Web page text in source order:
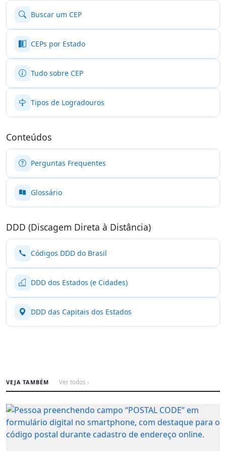
Buscar um CEP
CEPs por Estado
Tudo sobre CEP
Tipos de Logradouros
Conteúdos
Perguntas Frequentes
Glossário
DDD (Discagem Direta à Distância)
Códigos DDD do Brasil
DDD dos Estados (e Cidades)
DDD das Capitais dos Estados
VEJA TAMBÉM Ver todos ›